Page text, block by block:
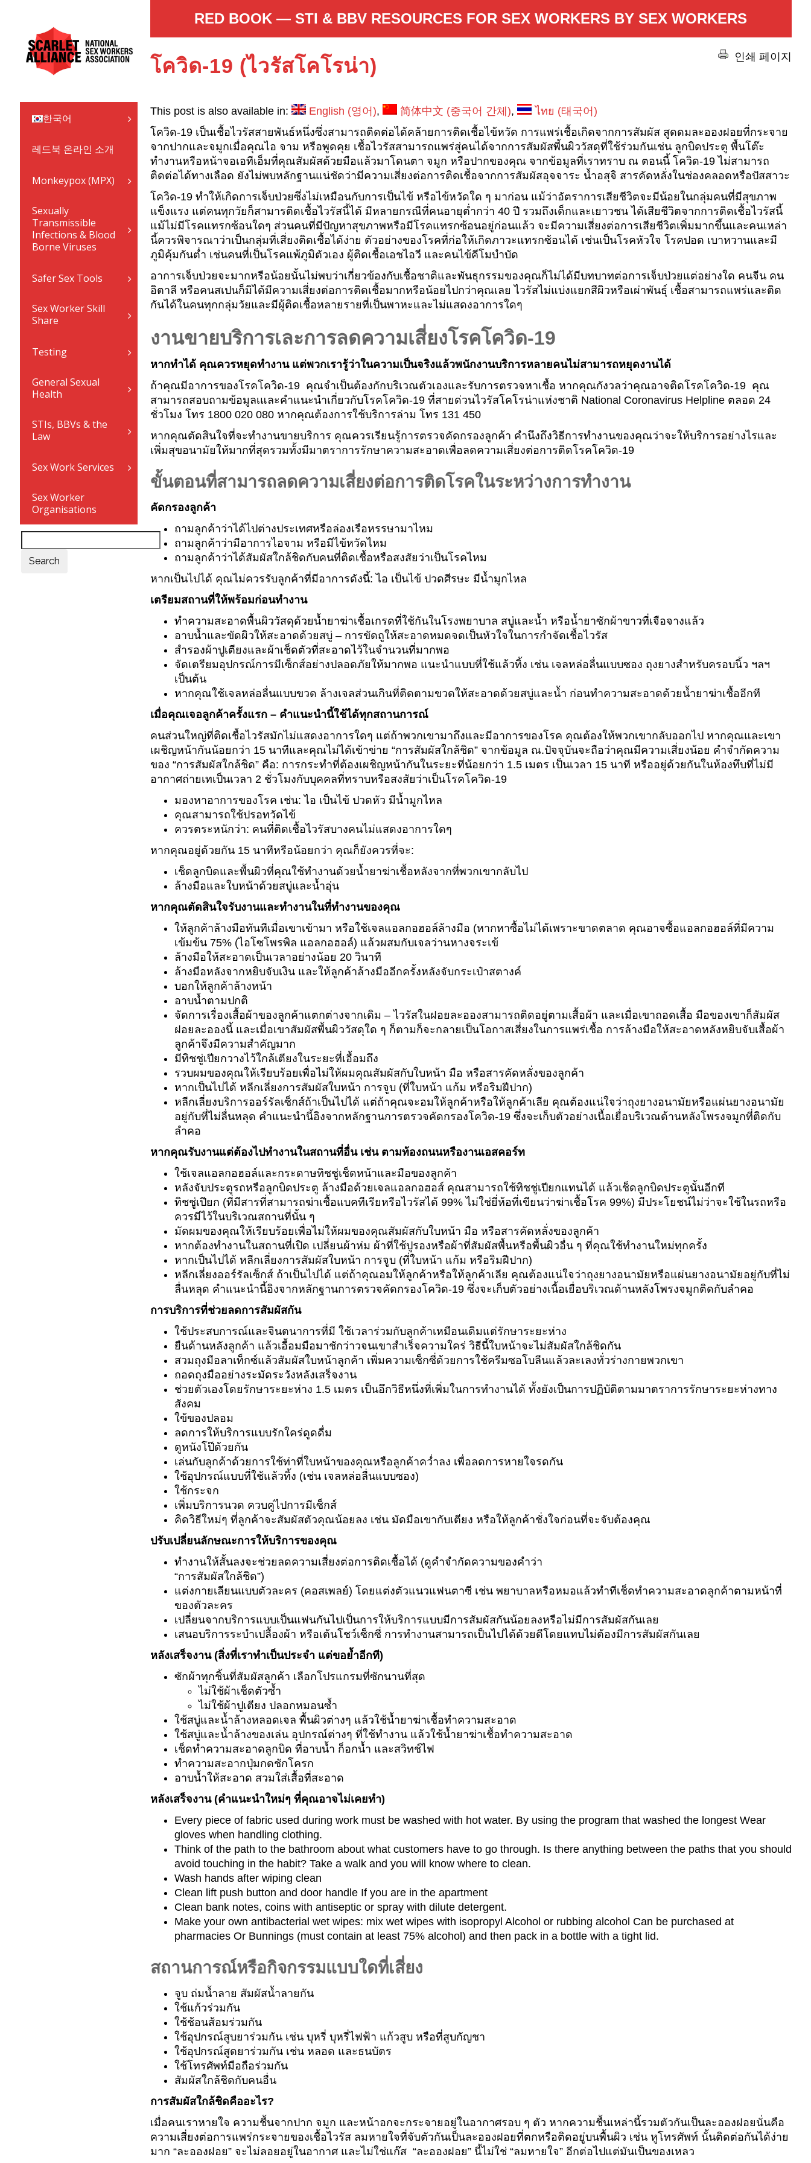
한국어
레드북 온라인 소개
Monkeypox (MPX)
Sexually
Transmissible
Infections & Blood
Borne Viruses
Safer Sex Tools
Sex Worker Skill
Share
Testing
General Sexual
Health
STIs, BBVs & the
Law
Sex Work Services
Sex Worker
Organisations
Search
RED BOOK — STI & BBV RESOURCES FOR SEX WORKERS BY SEX WORKERS
인쇄 페이지
โควิด-19 (ไวรัสโคโรน่า)
This post is also available in: English (영어) 简体中文 (중국어 간체) ไทย (태국어 )
โควิด-19 เป็นเชื้อไวรัสสายพันธ์หนึ่งซึ่งสามารถติดต่อได้คล้ายการติดเชื้อไข้หวัด การแพร่เชื้อเกิดจากการสัมผัส สูดดมละอองฝอยที่กระจาย
จากปากและจมูกเมื่อคุณไอ จาม หรือพูดคุย เชื้อไวรัสสามารถแพร่สู่คนได้จากการสัมผัสพี้นผิววัสดุที่ใช้ร่วมกันเช่น ลูกบิดประตู พื้นโต๊ะ
ทำงานหรือหน้าจอเอทีเอ็มที่คุณสัมผัสด้วยมือแล้วมาโดนตา จมูก หรือปากของคุณ จากข้อมูลที่เราทราบ ณ ตอนนี้ โควิด-19 ไม่สามารถ
ติดต่อได้ทางเลือด ยังไม่พบหลักฐานแน่ชัดว่ามีความเสี่ยงต่อการติดเชื้อจากการสัมผัสอุจจาระ น้ำอสุจิ สารคัดหลั่งในช่องคลอดหรือปัสสาวะ
โควิด-19 ทำให้เกิดการเจ็บป่วยซึ่งไม่เหมือนกับการเป็นไข้ หรือไข้หวัดใด ๆ มาก่อน แม้ว่าอัตราการเสียชีวิตจะมีน้อยในกลุ่มคนที่มีสุขภาพ
แข็งแรง แต่คนทุกวัยก็สามารติดเชื้อไวรัสนี้ได้ มีหลายกรณีที่คนอายุต่ำกว่า 40 ปี รวมถึงเด็กและเยาวชน ได้เสียชีวิตจากการติดเชื้อไวรัสนี้
แม้ไม่มีโรคแทรกซ้อนใดๆ ส่วนคนที่มีปัญหาสุขภาพหรือมีโรคแทรกซ้อนอยู่ก่อนแล้ว จะมีความเสี่ยงต่อการเสียชีวิตเพิ่มมากขึ้นและคนเหล่า
นี้ควรพิจารณาว่าเป็นกลุ่มที่เสี่ยงติดเชื้อได้ง่าย ตัวอย่างของโรคที่ก่อให้เกิดภาวะแทรกซ้อนได้ เช่นเป็นโรคหัวใจ โรคปอด เบาหวานและมี
ภูมิคุ้มกันต่ำ เช่นคนที่เป็นโรคแพ้ภูมิตัวเอง ผู้ติดเชื้อเอชไอวี และคนไข้คีโมบำบัด
อาการเจ็บป่วยจะมากหรือน้อยนั้นไม่พบว่าเกี่ยวข้องกับเชื้อชาติและพันธุกรรมของคุณก็ไม่ได้มีบทบาทต่อการเจ็บป่วยแต่อย่างใด คนจีน คน
อิตาลี หรือคนสเปนก็มิได้มีความเสี่ยงต่อการติดเชื้อมากหรือน้อยไปกว่าคุณเลย ไวรัสไม่แบ่งแยกสีผิวหรือเผ่าพันธุ์ เชื้อสามารถแพร่และติด
กันได้ในคนทุกกลุ่มวัยและมีผู้ติดเชื้อหลายรายที่เป็นพาหะและไม่แสดงอาการใดๆ
งานขายบริการเละการลดความเสี่ยงโรคโควิด-19
หากทำได้ คุณควรหยุดทำงาน แต่พวกเรารู้ว่าในความเป็นจริงแล้วพนักงานบริการหลายคนไม่สามารถหยุดงานได้
ถ้าคุณมีอาการของโรคโควิด-19 คุณจำเป็นต้องกักบริเวณตัวเองและรับการตรวจหาเชื้อ หากคุณกังวลว่าคุณอาจติดโรคโควิด-19 คุณ
สามารถสอบถามข้อมูลเและคำแนะนำเกี่ยวกับโรคโควิด-19 ที่สายด่วนไวรัสโคโรน่าแห่งชาติ National Coronavirus Helpline ตลอด 24
ชั่วโมง โทร 1800 020 080 หากคุณต้องการใช้บริการล่าม โทร 131 450
หากคุณตัดสินใจที่จะทำงานขายบริการ คุณควรเรียนรู้การตรวจคัดกรองลูกค้า คำนึงถึงวิธีการทำงานของคุณว่าจะให้บริการอย่างไรและ
เพิ่มสุขอนามัยให้มากที่สุดรวมทั้งมีมาตราการรักษาความสะอาดเพื่อลดความเสี่ยงต่อการติดโรคโควิด-19
ขั้นตอนที่สามารถลดความเสี่ยงต่อการติดโรคในระหว่างการทำงาน
คัดกรองลูกค้า
ถามลูกค้าว่าได้ไปต่างประเทศหรือล่องเรือหรรษามาไหม
ถามลูกค้าว่ามีอาการไอจาม หรือมีไข้หวัดไหม
ถามลูกค้าว่าได้สัมผัสใกล้ชิดกับคนที่ติดเชื้อหรือสงสัยว่าเป็นโรคไหม
หากเป็นไปได้ คุณไม่ควรรับลูกค้าที่มีอาการดังนี้: ไอ เป็นไข้ ปวดศีรษะ มีน้ำมูกไหล
เตรียมสถานที่ให้พร้อมก่อนทำงาน
ทำความสะอาดพื้นผิววัสดุด้วยน้ำยาฆ่าเชื้อเกรดที่ใช้กันในโรงพยาบาล สบู่และน้ำ หรือน้ำยาซักผ้าขาวที่เจือจางแล้ว
อาบน้ำและขัดผิวให้สะอาดด้วยสบู่ – การขัดถูให้สะอาดหมดจดเป็นหัวใจในการกำจัดเชื้อไวรัส
สำรองผ้าปูเตียงและผ้าเช็ดตัวที่สะอาดไว้ในจำนวนที่มากพอ
จัดเตรียมอุปกรณ์การมีเซ็กส์อย่างปลอดภัยให้มากพอ แนะนำแบบที่ใช้แล้วทิ้ง เช่น เจลหล่อลื่นแบบซอง ถุงยางสำหรับครอบนิ้ว ฯลฯ
เป็นต้น
หากคุณใช้เจลหล่อลื่นแบบขวด ล้างเจลส่วนเกินที่ติดตามขวดให้สะอาดด้วยสบู่และน้ำ ก่อนทำความสะอาดด้วยน้ำยาฆ่าเชื้ออีกที
เมื่อคุณเจอลูกค้าครั้งแรก – คำแนะนำนี้ใช้ได้ทุกสถานการณ์
คนส่วนใหญ่ที่ติดเชื้อไวรัสมักไม่แสดงอาการใดๆ แต่ถ้าพวกเขามาถึงและมีอาการของโรค คุณต้องให้พวกเขากลับออกไป หากคุณและเขา
เผชิญหน้ากันน้อยกว่า 15 นาทีและคุณไม่ได้เข้าข่าย “การสัมผัสใกล้ชิด” จากข้อมูล ณ.ปัจจุบันจะถือว่าคุณมีความเสี่ยงน้อย คำจำกัดความ
ของ “การสัมผัสใกล้ชิด” คือ: การกระทำที่ต้องเผชิญหน้ากันในระยะที่น้อยกว่า 1.5 เมตร เป็นเวลา 15 นาที หรืออยู่ด้วยกันในห้องทึบที่ไม่มี
อากาศถ่ายเทเป็นเวลา 2 ชั่วโมงกับบุคคลที่ทราบหรือสงสัยว่าเป็นโรคโควิด-19
มองหาอาการของโรค เช่น: ไอ เป็นไข้ ปวดหัว มีน้ำมูกไหล
คุณสามารถใช้ปรอทวัดไข้
ควรตระหนักว่า: คนที่ติดเชื้อไวรัสบางคนไม่แสดงอาการใดๆ
หากคุณอยู่ด้วยกัน 15 นาทีหรือน้อยกว่า คุณก็ยังควรที่จะ:
เช็ดลูกบิดและพื้นผิวที่คุณใช้ทำงานด้วยน้ำยาฆ่าเชื้อหลังจากที่พวกเขากลับไป
ล้างมือและใบหน้าด้วยสบู่และน้ำอุ่น
หากคุณตัดสินใจรับงานและทำงานในที่ทำงานของคุณ
ให้ลูกค้าล้างมือทันทีเมื่อเขาเข้ามา หรือใช้เจลแอลกอฮอล์ล้างมือ (หากหาซื้อไม่ได้เพราะขาดตลาด คุณอาจซื้อแอลกอฮอล์ที่มีความ
เข้มข้น 75% (ไอโซโพรพิล แอลกอฮอล์) แล้วผสมกับเจลว่านหางจระเข้
ล้างมือให้สะอาดเป็นเวลาอย่างน้อย 20 วินาที
ล้างมือหลังจากหยิบจับเงิน และให้ลูกค้าล้างมืออีกครั้งหลังจับกระเป๋าสตางค์
บอกให้ลูกค้าล้างหน้า
อาบน้ำตามปกติ
จัดการเรื่องเสื้อผ้าของลูกค้าแตกต่างจากเดิม – ไวรัสในฝอยละอองสามารถติดอยู่ตามเสื้อผ้า และเมื่อเขาถอดเสื้อ มือของเขาก็สัมผัส
ฝอยละอองนี้ และเมื่อเขาสัมผัสพื้นผิววัสดุใด ๆ ก็ตามก็จะกลายเป็นโอกาสเสี่ยงในการแพร่เชื้อ การล้างมือให้สะอาดหลังหยิบจับเสื้อผ้า
ลูกค้าจึงมีความสำคัญมาก
มีทิชชู่เปียกวางไว้ใกล้เตียงในระยะที่เอื้อมถึง
รวบผมของคุณให้เรียบร้อยเพื่อไม่ให้ผมคุณสัมผัสกับใบหน้า มือ หรือสารคัดหลั่งของลูกค้า
หากเป็นไปได้ หลีกเลี่ยงการสัมผัสใบหน้า การจูบ (ที่ใบหน้า แก้ม หรือริมฝีปาก)
หลีกเลี่ยงบริการออร์รัลเซ็กส์ถ้าเป็นไปได้ แต่ถ้าคุณจะอมให้ลูกค้าหรือให้ลูกค้าเลีย คุณต้องแน่ใจว่าถุงยางอนามัยหรือแผ่นยางอนามัย
อยู่กับที่ไม่ลื่นหลุด คำแนะนำนี้อิงจากหลักฐานการตรวจคัดกรองโควิด-19 ซึ่งจะเก็บตัวอย่างเนื้อเยื่อบริเวณด้านหลังโพรงจมูกที่ติดกับ
ลำคอ
หากคุณรับงานแต่ต้องไปทำงานในสถานที่อื่น เช่น ตามท้องถนนหรืองานเอสคอร์ท
ใช้เจลแอลกอฮอล์และกระดาษทิชชู่เช็ดหน้าและมือของลูกค้า
หลังจับประตูรถหรือลูกบิดประตู ล้างมือด้วยเจลแอลกอฮอส์ คุณสามารถใช้ทิชชู่เปียกแทนได้ แล้วเช็ดลูกบิดประตูนั้นอีกที
ทิชชู่เปียก (ที่มีสารที่สามารถฆ่าเชื้อแบคทีเรียหรือไวรัสได้ 99% ไม่ใช่ยี่ห้อที่เขียนว่าฆ่าเชื้อโรค 99%) มีประโยชน์ไม่ว่าจะใช้ในรถหรือ
ควรมีไว้ในบริเวณสถานที่นั้น ๆ
มัดผมของคุณให้เรียบร้อยเพื่อไม่ให้ผมของคุณสัมผัสกับใบหน้า มือ หรือสารคัดหลั่งของลูกค้า
หากต้องทำงานในสถานที่เปิด เปลี่ยนผ้าห่ม ผ้าที่ใช้ปูรองหรือผ้าที่สัมผัสพื้นหรือพื้นผิวอื่น ๆ ที่คุณใช้ทำงานใหม่ทุกครั้ง
หากเป็นไปได้ หลีกเลี่ยงการสัมผัสใบหน้า การจูบ (ที่ใบหน้า แก้ม หรือริมฝีปาก)
หลีกเลี่ยงออร์รัลเซ็กส์ ถ้าเป็นไปได้ แต่ถ้าคุณอมให้ลูกค้าหรือให้ลูกค้าเลีย คุณต้องแน่ใจว่าถุงยางอนามัยหรือแผ่นยางอนามัยอยู่กับที่ไม่
ลื่นหลุด คำแนะนำนี้อิงจากหลักฐานการตรวจคัดกรองโควิด-19 ซึ่งจะเก็บตัวอย่างเนื้อเยื่อบริเวณด้านหลังโพรงจมูกติดกับลำคอ
การบริการที่ช่วยลดการสัมผัสกัน
ใช้ประสบการณ์และจินตนาการที่มี ใช้เวลาร่วมกับลูกค้าเหมือนเดิมแต่รักษาระยะห่าง
ยืนด้านหลังลูกค้า แล้วเอื้อมมือมาชักว่าวจนเขาสำเร็จความใคร่ วิธีนี้ใบหน้าจะไม่สัมผัสใกล้ชิดกัน
สวมถุงมือลาเท็กซ์แล้วสัมผัสใบหน้าลูกค้า เพิ่มความเซ็กซี่ด้วยการใช้ครีมซอโบลีนแล้วละเลงทั่วร่างกายพวกเขา
ถอดถุงมืออย่างระมัดระวังหลังเสร็จงาน
ช่วยตัวเองโดยรักษาระยะห่าง 1.5 เมตร เป็นอึกวิธีหนึ่งที่เพิ่มในการทำงานได้ ทั้งยังเป็นการปฏิบัติตามมาตราการรักษาระยะห่างทาง
สังคม
ใข้ของปลอม
ลดการให้บริการแบบรักใคร่ดูดดื่ม
ดูหนังโป๊ด้วยกัน
เล่นกับลูกค้าด้วยการใช้ท่าที่ใบหน้าของคุณหรือลูกค้าคว่ำลง เพื่อลดการหายใจรดกัน
ใช้อุปกรณ์แบบที่ใช้แล้วทิ้ง (เช่น เจลหล่อลื่นแบบซอง)
ใช้กระจก
เพิ่มบริการนวด ควบคู่ไปการมีเซ็กส์
คิดวิธีใหม่ๆ ที่ลูกค้าจะสัมผัสตัวคุณน้อยลง เช่น มัดมือเขากับเตียง หรือให้ลูกค้าชั่งใจก่อนที่จะจับต้องคุณ
ปรับเปลี่ยนลักษณะการให้บริการของคุณ
ทำงานให้สั้นลงจะช่วยลดความเสี่ยงต่อการติดเชื้อได้ (ดูคำจำกัดความของคำว่า
“การสัมผัสใกล้ชิด”)
แต่งกายเลียนแบบตัวละคร (คอสเพลย์) โดยแต่งตัวแนวแฟนตาซี เช่น พยาบาลหรือหมอแล้วทำทีเช็ดทำความสะอาดลูกค้าตามหน้าที่
ของตัวละคร
เปลี่ยนจากบริการแบบเป็นแฟนกันไปเป็นการให้บริการแบบมีการสัมผัสกันน้อยลงหรือไม่มีการสัมผัสกันเลย
เสนอบริการระบำเปลื้องผ้า หรือเต้นโชว์เซ็กซี่ การทำงานสามารถเป็นไปได้ด้วยดีโดยแทบไม่ต้องมีการสัมผัสกันเลย
หลังเสร็จงาน (สิ่งที่เราทำเป็นประจำ แต่ขอย้ำอีกที)
ซักผ้าทุกชิ้นที่สัมผัสลูกค้า เลือกโปรแกรมที่ซักนานที่สุด
ไม่ใช้ผ้าเช็ดตัวซ้ำ
ไม่ใช้ผ้าปูเตียง ปลอกหมอนซ้ำ
ใช้สบู่และน้ำล้างหลอดเจล พื้นผิวต่างๆ แล้วใช้น้ำยาฆ่าเชื้อทำความสะอาด
ใช้สบู่และน้ำล้างของเล่น อุปกรณ์ต่างๆ ที่ใช้ทำงาน แล้วใช้น้ำยาฆ่าเชื้อทำความสะอาด
เช็ดทำความสะอาดลูกบิด ที่อาบน้ำ ก็อกน้ำ และสวิทช์ไฟ
ทำความสะอากปุ่มกดชักโครก
อาบน้ำให้สะอาด สวมใส่เสื้อที่สะอาด
หลังเสร็จงาน (คำแนะนำใหม่ๆ ที่คุณอาจไม่เคยทำ)
Every piece of fabric used during work must be washed with hot water. By using the program that washed the longest Wear
gloves when handling clothing.
Think of the path to the bathroom about what customers have to go through. Is there anything between the paths that you should
avoid touching in the habit? Take a walk and you will know where to clean.
Wash hands after wiping clean
Clean lift push button and door handle If you are in the apartment
Clean bank notes, coins with antiseptic or spray with dilute detergent.
Make your own antibacterial wet wipes: mix wet wipes with isopropyl Alcohol or rubbing alcohol Can be purchased at
pharmacies Or Bunnings (must contain at least 75% alcohol) and then pack in a bottle with a tight lid.
สถานการณ์หรือกิจกรรมแบบใดที่เสี่ยง
จูบ ถ่มน้ำลาย สัมผัสน้ำลายกัน
ใช้แก้วร่วมกัน
ใช้ช้อนส้อมร่วมกัน
ใช้อุปกรณ์สูบยาร่วมกัน เช่น บุหรี่ บุหรี่ไฟฟ้า แก้วสูบ หรือที่สูบกัญชา
ใช้อุปกรณ์สูดยาร่วมกัน เช่น หลอด และธนบัตร
ใช้โทรศัพท์มือถือร่วมกัน
สัมผัสใกล้ชิดกับคนอื่น
การสัมผัสใกล้ชิดคืออะไร?
เมื่อคนเราหายใจ ความชื้นจากปาก จมูก และหน้าอกจะกระจายอยู่ในอากาศรอบ ๆ ตัว หากความชื้นเหล่านี้รวมตัวกันเป็นละอองฝอยนั่นคือ
ความเสี่ยงต่อการแพร่กระจายของเชื้อไวรัส ลมหายใจที่จับตัวกันเป็นละอองฝอยที่ตกหรือติดอยู่บนพื้นผิว เช่น หูโทรศัพท์ นั้นติดต่อกันได้ง่าย
มาก “ละอองฝอย” จะไม่ลอยอยู่ในอากาศ และไม่ใช่แก๊ส “ละอองฝอย” นี้ไม่ใช่ “ลมหายใจ” อีกต่อไปแต่มันเป็นของเหลว